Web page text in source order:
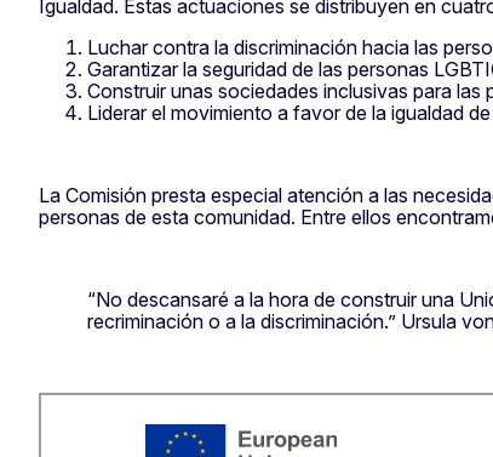
Igualdad. Estas actuaciones se distribuyen en
Luchar contra la discriminación hacia las
Garantizar la seguridad de las personas
Construir unas sociedades inclusivas para las
Liderar el movimiento a favor de la igualdad
La Comisión presta especial atención a las
personas de esta comunidad. Entre ellos
“No descansaré a la hora de construir una
recriminación o a la discriminación.” Ursula